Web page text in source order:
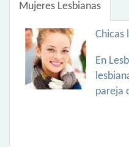
Mujeres Lesbianas
Chicas
En
pareja